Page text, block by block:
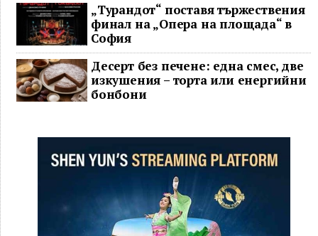
„Турандот“ поставя тържествения
финал на „Опера на площада“ в
София
Десерт без печене: една смес, две
изкушения – торта или енергийни
бонбони